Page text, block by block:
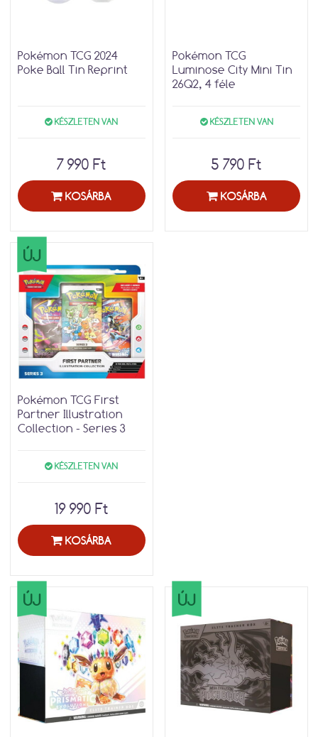
Pokémon TCG 2024
Poke Ball Tin Reprint
KÉSZLETEN VAN
7 990 Ft
KOSÁRBA
Pokémon TCG
Luminose City Mini Tin
26Q2, 4 féle
KÉSZLETEN VAN
5 790 Ft
KOSÁRBA
ÚJ
Pokémon TCG First
Partner Illustration
Collection - Series 3
KÉSZLETEN VAN
19 990 Ft
KOSÁRBA
ÚJ ÚJ